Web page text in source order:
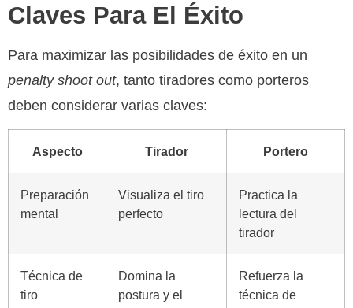
Claves Para El Éxito
Para maximizar las posibilidades de éxito en un
penalty shoot out, tanto tiradores como porteros
deben considerar varias claves:
Aspecto Tirador Portero
Preparación
mental
Visualiza el tiro
perfecto
Practica la
lectura del
tirador
Técnica de
tiro
Domina la
postura y el
Refuerza la
técnica de